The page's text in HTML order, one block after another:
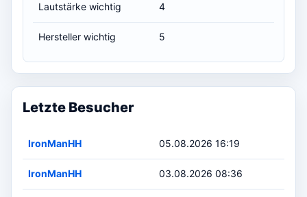
Lautstärke wichtig 4
Hersteller wichtig 5
Letzte Besucher
IronManHH 05.08.2026 16:19
IronManHH 03.08.2026 08:36